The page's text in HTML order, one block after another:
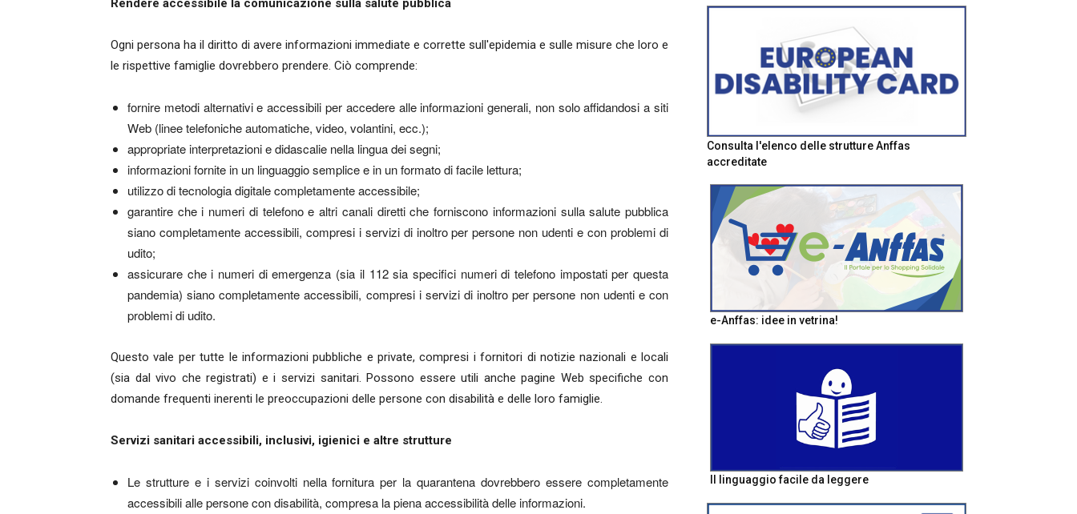
Rendere accessibile la comunicazione sulla salute pubblica
Ogni persona ha il diritto di avere informazioni immediate e corrette sull'epidemia e sulle misure che loro e
le rispettive famiglie dovrebbero prendere. Ciò comprende:
fornire metodi alternativi e accessibili per accedere alle informazioni generali, non solo affidandosi a siti
Web (linee telefoniche automatiche, video, volantini, ecc.);
appropriate interpretazioni e didascalie nella lingua dei segni;
informazioni fornite in un linguaggio semplice e in un formato di facile lettura;
utilizzo di tecnologia digitale completamente accessibile;
garantire che i numeri di telefono e altri canali diretti che forniscono informazioni sulla salute pubblica
siano completamente accessibili, compresi i servizi di inoltro per persone non udenti e con problemi di
udito;
assicurare che i numeri di emergenza (sia il 112 sia specifici numeri di telefono impostati per questa
pandemia) siano completamente accessibili, compresi i servizi di inoltro per persone non udenti e con
problemi di udito.
Questo vale per tutte le informazioni pubbliche e private, compresi i fornitori di notizie nazionali e locali
(sia dal vivo che registrati) e i servizi sanitari. Possono essere utili anche pagine Web specifiche con
domande frequenti inerenti le preoccupazioni delle persone con disabilità e delle loro famiglie.
Servizi sanitari accessibili, inclusivi, igienici e altre strutture
Le strutture e i servizi coinvolti nella fornitura per la quarantena dovrebbero essere completamente
accessibili alle persone con disabilità, compresa la piena accessibilità delle informazioni.
Consulta l'elenco delle strutture Anffas
accreditate
e-Anffas: idee in vetrina!
Il linguaggio facile da leggere